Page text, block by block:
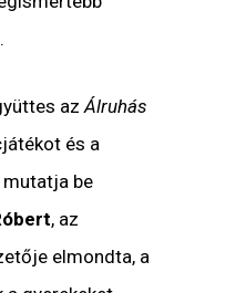
azÁlruhás
és a
be
, az
elmondta, a